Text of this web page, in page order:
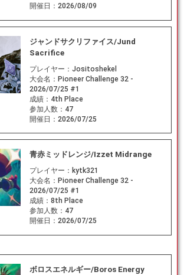
開催日： 2026/08/09
ジャンドサクリファイス/Jund
Sacrifice
プレイヤー： Jositoshekel
大会名： Pioneer Challenge 32 -
2026/07/25 #1
成績： 4th Place
参加人数： 47
開催日： 2026/07/25
青赤ミッドレンジ/Izzet Midrange
プレイヤー： kytk321
大会名： Pioneer Challenge 32 -
2026/07/25 #1
成績： 8th Place
参加人数： 47
開催日： 2026/07/25
ボロスエネルギー/Boros Energy